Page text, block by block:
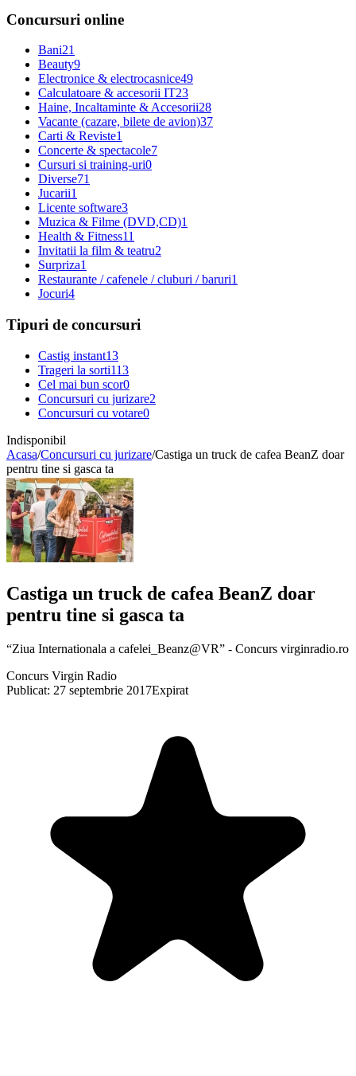
Concursuri online
Bani21
Beauty9
Electronice & electrocasnice49
Calculatoare & accesorii IT23
Haine, Incaltaminte & Accesorii28
Vacante (cazare, bilete de avion)37
Carti & Reviste1
Concerte & spectacole7
Cursuri si training-uri0
Diverse71
Jucarii1
Licente software3
Muzica & Filme (DVD,CD)1
Health & Fitness11
Invitatii la film & teatru2
Surpriza1
Restaurante / cafenele / cluburi / baruri1
Jocuri4
Tipuri de concursuri
Castig instant13
Trageri la sorti113
Cel mai bun scor0
Concursuri cu jurizare2
Concursuri cu votare0
Indisponibil
Acasa/Concursuri cu jurizare/Castiga un truck de cafea BeanZ doar
pentru tine si gasca ta
Castiga un truck de cafea BeanZ doar
pentru tine si gasca ta
“Ziua Internationala a cafelei_Beanz@VR” - Concurs virginradio.ro
Concurs Virgin Radio
Publicat: 27 septembrie 2017Expirat